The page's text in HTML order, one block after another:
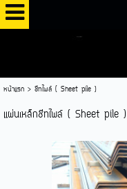
หน้าแรก> ชีทไพล์ ( Sheet pile )
แผ่นเหล็กชีทไพล์ ( Sheet pile )